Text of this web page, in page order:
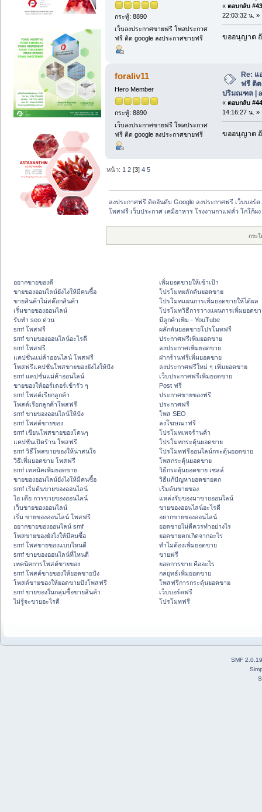
กระทู้: 8890
เว็บลงประกาศขายฟรี โพสประกาศ
ฟรี ติด google ลงประกาศขายฟรี
« ตอบกลับ
22:03:32 น. »
ขออนุญาต
foraliv11
Hero Member
กระทู้: 8890
เว็บลงประกาศขายฟรี โพสประกาศ
ฟรี ติด google ลงประกาศขายฟรี
Re: แ
ฟรี ติ
ปริมณฑล |
« ตอบกลับ
14:16:27 น. »
ขออนุญาต
หน้า: 1 2 [3]4 5
ลงประกาศฟรี ติดอันดับ Google ลงประกาศฟรี เว็บบอร์ด
โพสฟรี เว็บประกาศ เคมีอาหาร โรงงานกาแฟคั่ว โกโก้ผง
กระ
อยากขายของดี
ขายของออนไลน์ยังไงให้มีคนซื้อ
ขายสินค้าไม่สต๊อกสินค้า
เริ่มขายของออนไลน์
รับทำ seo ด่วน
smf โพสฟรี
smf ขายของออนไลน์อะไรดี
smf โพสฟรี
แคปชั่นแม่ค้าออนไลน์ โพสฟรี
โพสฟรีแคปชั่นโพสขายของยังไงให้ปัง
smf แคปชั่นแม่ค้าออนไลน์
ขายของให้ออร์เดอร์เข้ารัว ๆ
smf โพสต์เรียกลูกค้า
โพสต์เรียกลูกค้าโพสฟรี
smf ขายของออนไลน์ให้ปัง
smf โพสต์ขายของ
smf เขียนโพสขายของโดนๆ
แคปชั่นเปิดร้าน โพสฟรี
smf วิธีโพสขายของให้น่าสนใจ
วิธีเพิ่มยอดขาย โพสฟรี
smf เทคนิคเพิ่มยอดขาย
ขายของออนไลน์ยังไงให้มีคนซื้อ
smf เริ่มต้นขายของออนไลน์
ไอ เดีย การขายของออนไลน์
เว็บขายของออนไลน์
เริ่ม ขายของออนไลน์ โพสฟรี
อยากขายของออนไลน์ smf
โพสขายของยังไงให้มีคนซื้อ
smf โพสขายของแบบไหนดี
smf ขายของออนไลน์ที่ไหนดี
เทคนิคการโพสต์ขายของ
smf โพสต์ขายของให้ยอดขายปัง
โพสต์ขายของให้ยอดขายปังโพสฟรี
smf ขายของในกลุ่มซื้อขายสินค้า
ไม่รู้จะขายอะไรดี
เพิ่มยอดขายให้เข้าเป้า
โปรโมทผลักดันยอดขาย
โปรโมทแผนการเพิ่มยอดขายให้ได้ผล
โปรโมทวิธีการวางแผนการเพิ่มยอดข
มีลูกค้าเพิ่ม - YouTube
ผลักดันยอดขายโปรโมทฟรี
ประกาศฟรีเพิ่มยอดขาย
ลงประกาศเพิ่มยอดขาย
ฝากร้านฟรีเพิ่มยอดขาย
ลงประกาศฟรีใหม่ ๆ เพิ่มยอดขาย
เว็บประกาศฟรีเพิ่มยอดขาย
Post ฟรี
ประกาศขายของฟรี
ประกาศฟรี
โพส SEO
ลงโฆษณาฟรี
โปรโมทเพจร้านค้า
โปรโมทกระตุ้นยอดขาย
โปรโมทฟรีออนไลน์กระตุ้นยอดขาย
โพสกระตุ้นยอดขาย
วิธีกระตุ้นยอดขาย เซลล์
วิธีแก้ปัญหายอดขายตก
เริ่มต้นขายของ
แหล่งรับของมาขายออนไลน์
ขายของออนไลน์อะไรดี
อยากขายของออนไลน์
ยอดขายไม่ดีควรทำอย่างไร
ยอดขายตกเกิดจากอะไร
ทำไมต้องเพิ่มยอดขาย
ขายฟรี
ยอดการขาย คืออะไร
กลยุทธ์เพิ่มยอดขาย
โพสฟรีการกระตุ้นยอดขาย
เว็บบอร์ดฟรี
โปรโมทฟรี
SMF 2.0.19